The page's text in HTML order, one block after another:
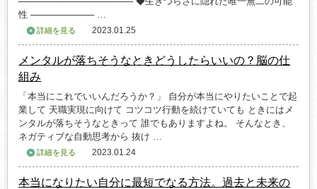
性 ────────── …
詳細を見る 2023.01.25
メンタルが落ちそうなときどうしたらいいの？脳の仕
組み
「本当にこれでいいんだろうか？」 自分が本当にやりたいことで起
業して 天職実現に向けて コツコツ行動を続けていても ときにはメ
ンタルが落ちそうなときって 誰でもありますよね。 そんなとき、
ネガティブな自動思考から 抜け …
詳細を見る 2023.01.24
本当になりたい自分に最短でなる方法。過去と未来の